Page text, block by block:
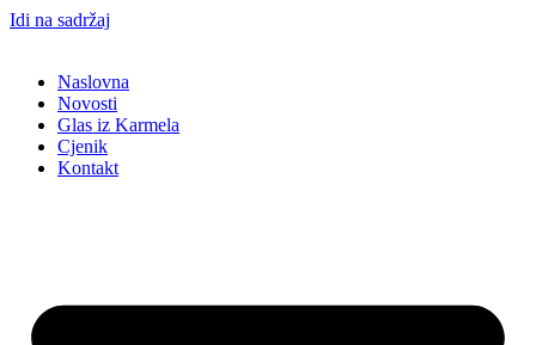
Idi na sadržaj
Naslovna
Novosti
Glas iz Karmela
Cjenik
Kontakt